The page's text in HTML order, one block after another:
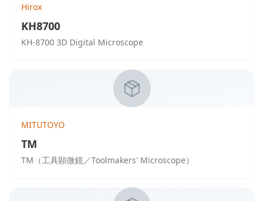
Hirox
KH8700
KH-8700 3D Digital Microscope
MITUTOYO
TM
TM（工具顕微鏡／Toolmakers' Microscope）